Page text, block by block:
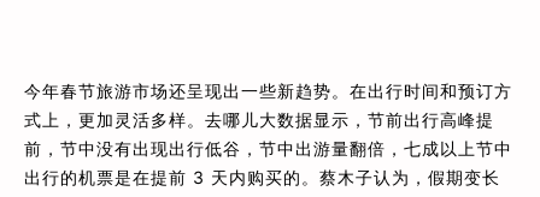
今年春节旅游市场还呈现出一些新趋势。在出行时间和预订方
式上，更加灵活多样。去哪儿大数据显示，节前出行高峰提
前，节中没有出现出行低谷，节中出游量翻倍，七成以上节中
出行的机票是在提前 3 天内购买的。蔡木子认为，假期变长